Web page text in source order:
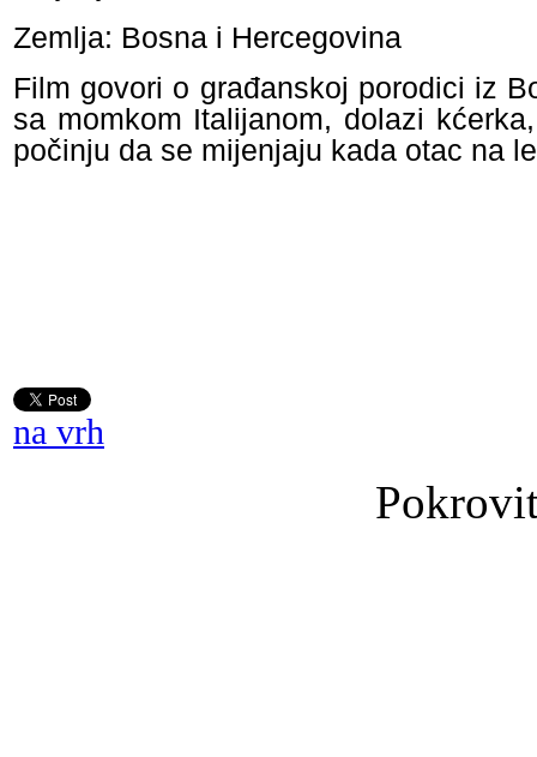
Zemlja: Bosna i Hercegovina
Film govori o građanskoj porodici iz
sa momkom Italijanom, dolazi
počinju da se mijenjaju kada otac na
na vrh